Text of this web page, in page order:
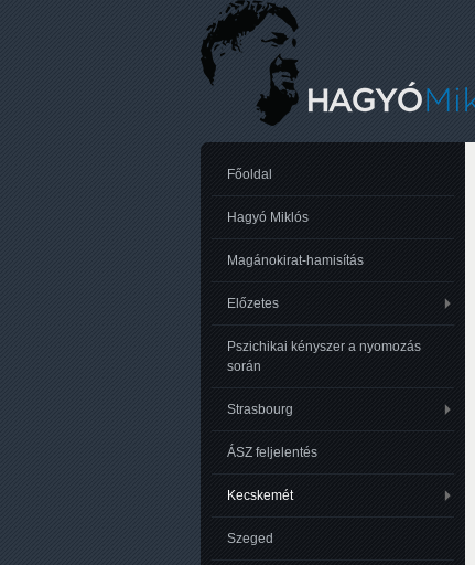
Főoldal
Hagyó Miklós
Magánokirat-hamisítás
Előzetes
Pszichikai kényszer a nyomozás
során
Strasbourg
ÁSZ feljelentés
Kecskemét
Szeged